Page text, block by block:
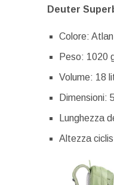
Deuter
Colore:
Peso: 1020
Volume: 18
Dimensioni:
Lunghezza
Altezza